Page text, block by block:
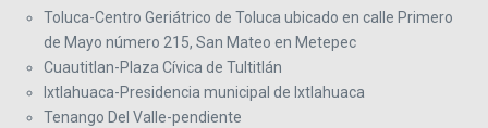
Toluca-Centro Geriátrico de Toluca ubicado en calle Primero
de Mayo número 215, San Mateo en Metepec
Cuautitlan-Plaza Cívica de Tultitlán
Ixtlahuaca-Presidencia municipal de Ixtlahuaca
Tenango Del Valle-pendiente